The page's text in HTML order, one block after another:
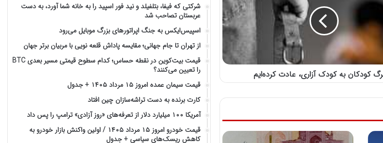
کودکان به کودک آزاری، عادت کرده‌ایم
شرکتی که فیفا، بتلفیلد و نید فور اسپید را به خانه شما آورد، به دست
عربستان تصاحب شد
اسپیس‌ایکس به جنگ اپراتورهای بزرگ موبایل می‌رود
از تهران تا جام جهانی؛ مقایسه پاداش قلعه نویی با مربیان برتر جهان
قیمت بیت‌کوین در نقطه حساس؛ کدام سطوح قیمتی مسیر بعدی BTC
را تعیین می‌کنند؟
قیمت سیمان عمده امروز ۱۵ مرداد ۱۴۰۵ + جدول
کارت برنده به دست تراشه‌سازان چین افتاد
آمریکا ۱۰۰ میلیارد دلار از تعرفه‌های «روز آزادی» ترامپ را پس داد
قیمت خودرو امروز ۱۵ مرداد ۱۴۰۵ / اولین واکنش بازار خودرو به
کاهش ریسک‌های سیاسی + جدول